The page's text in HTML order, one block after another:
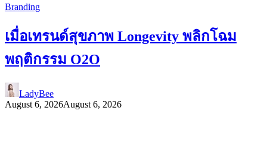
Branding
เมื่อเทรนด์สุขภาพ Longevity พลิกโฉม
พฤติกรรม O2O
LadyBee
August 6, 2026August 6, 2026